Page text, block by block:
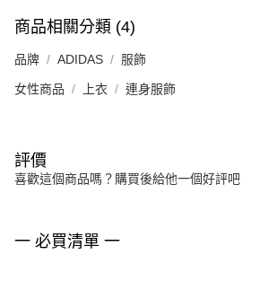
商品相關分類 (4)
品牌 ADIDAS 服飾
女性商品 上衣 連身服飾
評價
喜歡這個商品嗎？購買後給他一個好評吧
一 必買清單 一